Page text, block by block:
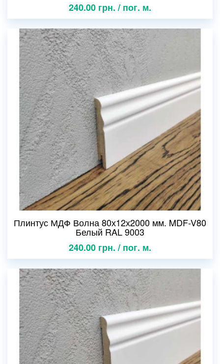
240.00 грн. / пог. м.
Плинтус МДФ Волна 80х12х2000 мм. MDF-V80
Белый RAL 9003
240.00 грн. / пог. м.